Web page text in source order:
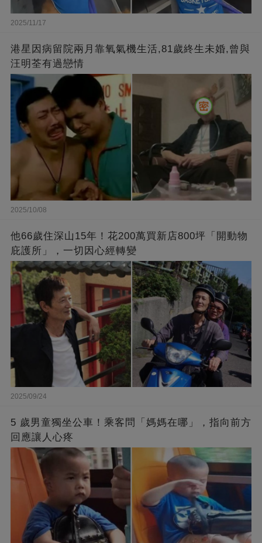
2025/11/17
港星因病留院兩月靠氧氣機生活,81歲終生未婚,曾與
汪明荃有過戀情
2025/10/08
他66歲住深山15年！花200萬買新店800坪「開動物
庇護所」，一切因心經轉變
2025/09/24
5 歲男童獨坐公車！乘客問「媽媽在哪」，指向前方
回應讓人心疼